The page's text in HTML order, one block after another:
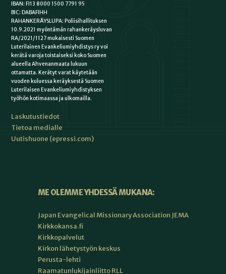
IBAN: FI13 8000 1500 7791 95
BIC: DABAFIHH
RAHANKERÄYSLUPA: Poliisihallituksen
10.9.2021 myöntämän rahankeräysluvan
RA/2021/1127 mukaisesti Suomen
Luterilainen Evankeliumiyhdistys ry voi
kerätä varoja toistaiseksi koko Suomen
alueella Ahvenanmaata lukuun
ottamatta. Kerätyt varat käytetään
vuoden kuluessa keräyksestä Suomen
Luterilaisen Evankeliumiyhdistyksen
työhön kotimaassa ja ulkomailla.
Laskutustiedot
Tietoa medialle
Uutishuone (epressi.com)
ME OLEMME YHDESSÄ MUKANA:
Japan Evangelical Missionary Association JEMA
Kirkkokansa.fi
Kirkkopalvelut
Kirkon lähetystyön keskus
Perusta-lehti
Raamatunlukijainliitto RLL